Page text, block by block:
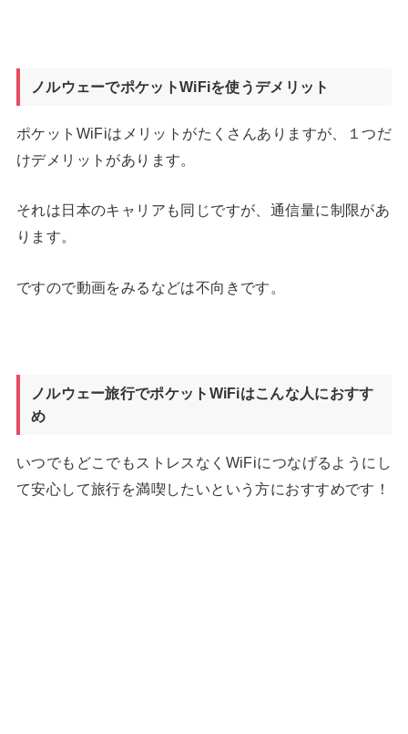
ノルウェーでポケットWiFiを使うデメリット
ポケットWiFiはメリットがたくさんありますが、１つだ
けデメリットがあります。
それは日本のキャリアも同じですが、通信量に制限があ
ります。
ですので動画をみるなどは不向きです。
ノルウェー旅行でポケットWiFiはこんな人におすす
め
いつでもどこでもストレスなくWiFiにつなげるようにし
て安心して旅行を満喫したいという方におすすめです！